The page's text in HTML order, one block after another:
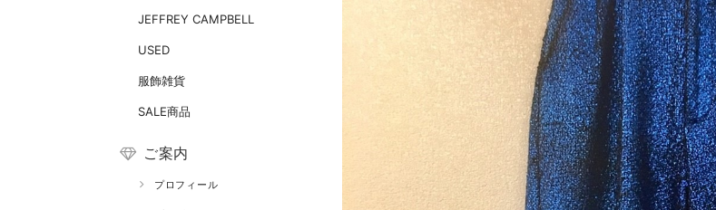
JEFFREY CAMPBELL
USED
服飾雑貨
SALE商品
ご案内
プロフィール